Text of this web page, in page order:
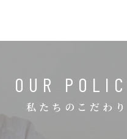
OUR
私たちのこだわり